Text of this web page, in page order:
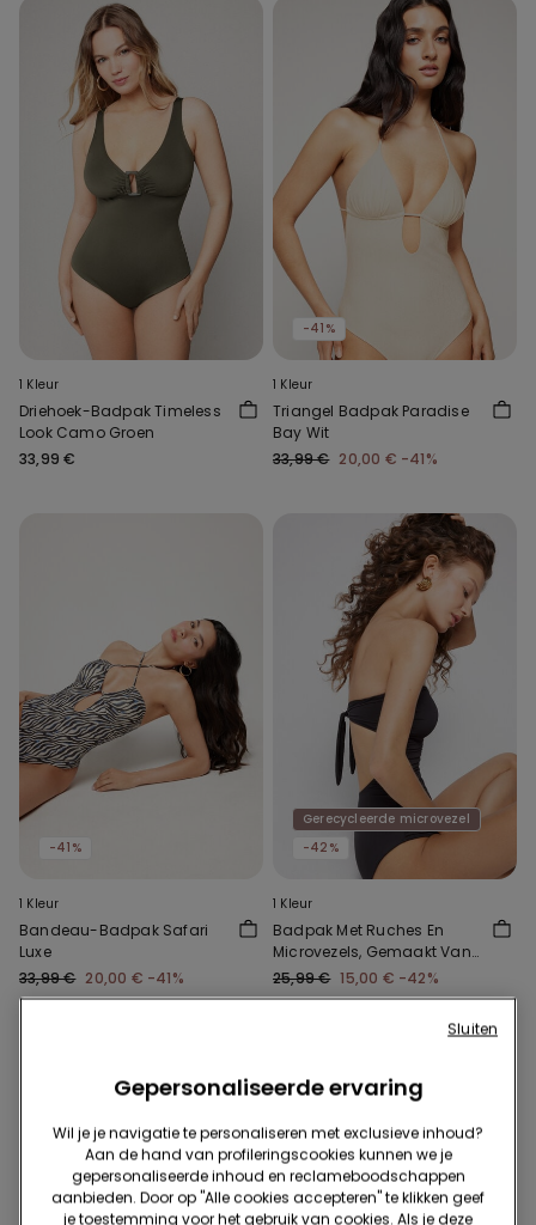
1 Kleur
Driehoek-Badpak Timeless
Look Camo Groen
33,99 €
-41%
1 Kleur
Triangel Badpak Paradise
Bay Wit
33,99 € 20,00 € -41%
-41%
1 Kleur
Bandeau-Badpak Safari
Luxe
33,99 € 20,00 € -41%
Gerecycleerde microvezel
-42%
1 Kleur
Badpak Met Ruches En
Microvezels, Gemaakt Van
Gerecycled Microplastic
25,99 € 15,00 € -42%
Gepersonaliseerde ervaring
Wil je je navigatie te personaliseren met exclusieve inhoud?
Aan de hand van profileringscookies kunnen we je
gepersonaliseerde inhoud en reclameboodschappen
aanbieden. Door op "Alle cookies accepteren" te klikken geef
je toestemming voor het gebruik van cookies. Als je deze
Sluiten